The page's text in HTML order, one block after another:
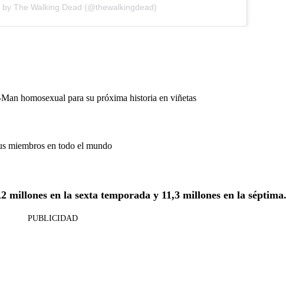
by The Walking Dead (@thewalkingdead)
homosexual para su próxima historia en viñetas
miembros en todo el mundo
millones en la sexta temporada y 11,3 millones en la séptima.
PUBLICIDAD